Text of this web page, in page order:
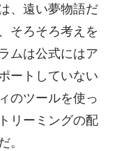
、遠い夢物語だ
そろそろ考えを
ムは公式にはア
ートしていない
のツールを使っ
リーミングの配
。